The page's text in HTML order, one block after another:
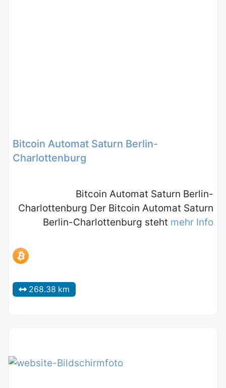
Bitcoin Automat Saturn Berlin-
Charlottenburg
Bitcoin Automat Saturn Berlin-
Charlottenburg Der Bitcoin Automat Saturn
Berlin-Charlottenburg steht mehr Info
268.38 km